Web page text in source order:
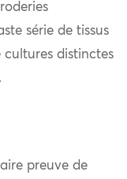
série de tissus
distinctes
preuve de